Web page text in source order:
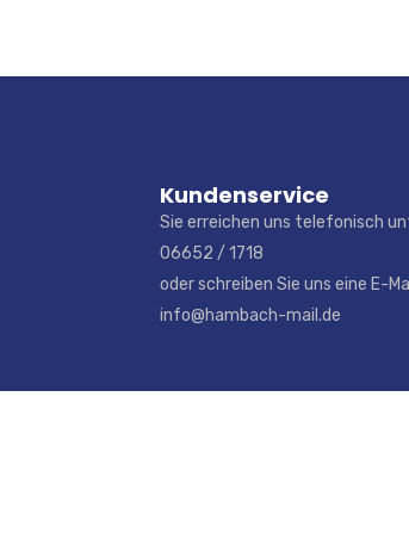
Kundenservice
Sie erreichen uns telefonisch
06652 / 1718
oder schreiben Sie uns eine E-
info@hambach-mail.de